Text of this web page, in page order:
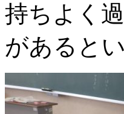
持ちよく
があると